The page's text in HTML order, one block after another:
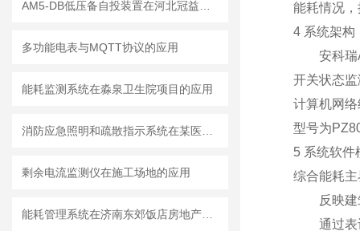
多功能电表与MQTT协议的应用
能耗监测系统在淼泉卫生院项目的应用
剩余电流监测仪在施工场地的应用
能耗情况
4 系统架构
安科瑞
开关状态
计算机网
型号为
5 系统软件
综合能耗主
反映建筑
通过表计